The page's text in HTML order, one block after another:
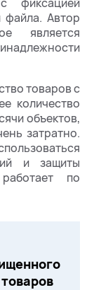
файла. Автор
является
товаров с
количество
объектов,
затратно.
и защиты
по